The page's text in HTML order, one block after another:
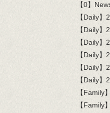
【0】
【Daily
【Daily
【Daily
【Daily】
【Daily
【Daily
【Family
【Family